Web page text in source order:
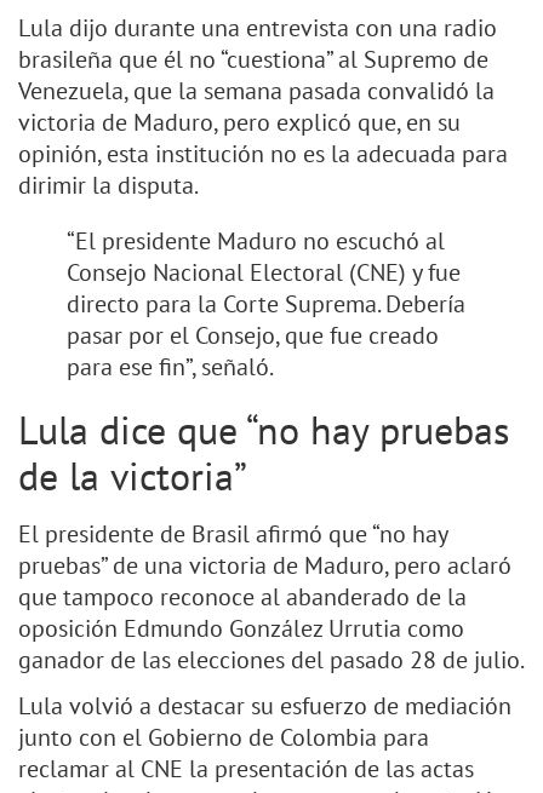
Lula dijo durante una entrevista con una radio
brasileña que él no “cuestiona” al Supremo de
Venezuela, que la semana pasada convalidó la
victoria de Maduro, pero explicó que, en su
opinión, esta institución no es la adecuada para
dirimir la disputa.
“El presidente Maduro no escuchó al
Consejo Nacional Electoral (CNE) y fue
directo para la Corte Suprema. Debería
pasar por el Consejo, que fue creado
para ese fin”, señaló.
Lula dice que “no hay pruebas
de la victoria”
El presidente de Brasil afirmó que “no hay
pruebas” de una victoria de Maduro, pero aclaró
que tampoco reconoce al abanderado de la
oposición Edmundo González Urrutia como
ganador de las elecciones del pasado 28 de julio.
Lula volvió a destacar su esfuerzo de mediación
junto con el Gobierno de Colombia para
reclamar al CNE la presentación de las actas